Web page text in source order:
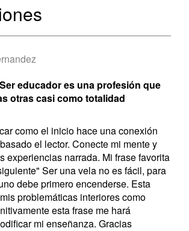
Ser educador es una profesión que
otras casi como totalidad
como el inicio hace una conexión
el lector. Conecte mi mente y
experiencias narrada. Mi frase favorita
Ser una vela no es fácil, para
debe primero encenderse. Esta
problemáticas interiores como
esta frase me hará
mi enseñanza. Gracias